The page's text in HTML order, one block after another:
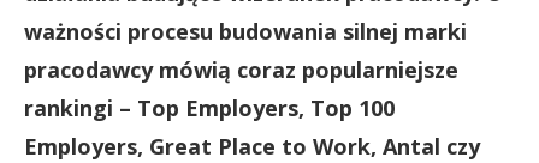
ważności procesu budowania silnej marki
pracodawcy mówią coraz popularniejsze
rankingi – Top Employers, Top 100
Employers, Great Place to Work, Antal czy